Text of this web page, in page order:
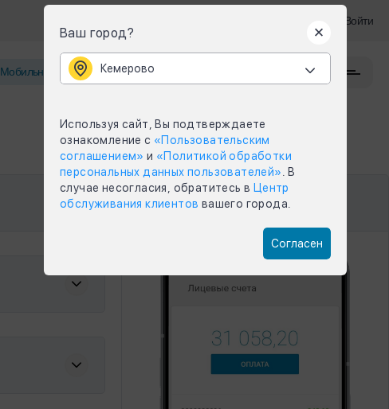
Войти
Мобильное приложение Задать вопрос Меню
Мобильное приложение
Ваш город?
Кемерово
Используя сайт, Вы подтверждаете
ознакомление с «Пользовательским
соглашением» и «Политикой обработки
персональных данных пользователей»
. В
случае несогласия, обратитесь в Центр
обслуживания клиентов вашего города.
Согласен